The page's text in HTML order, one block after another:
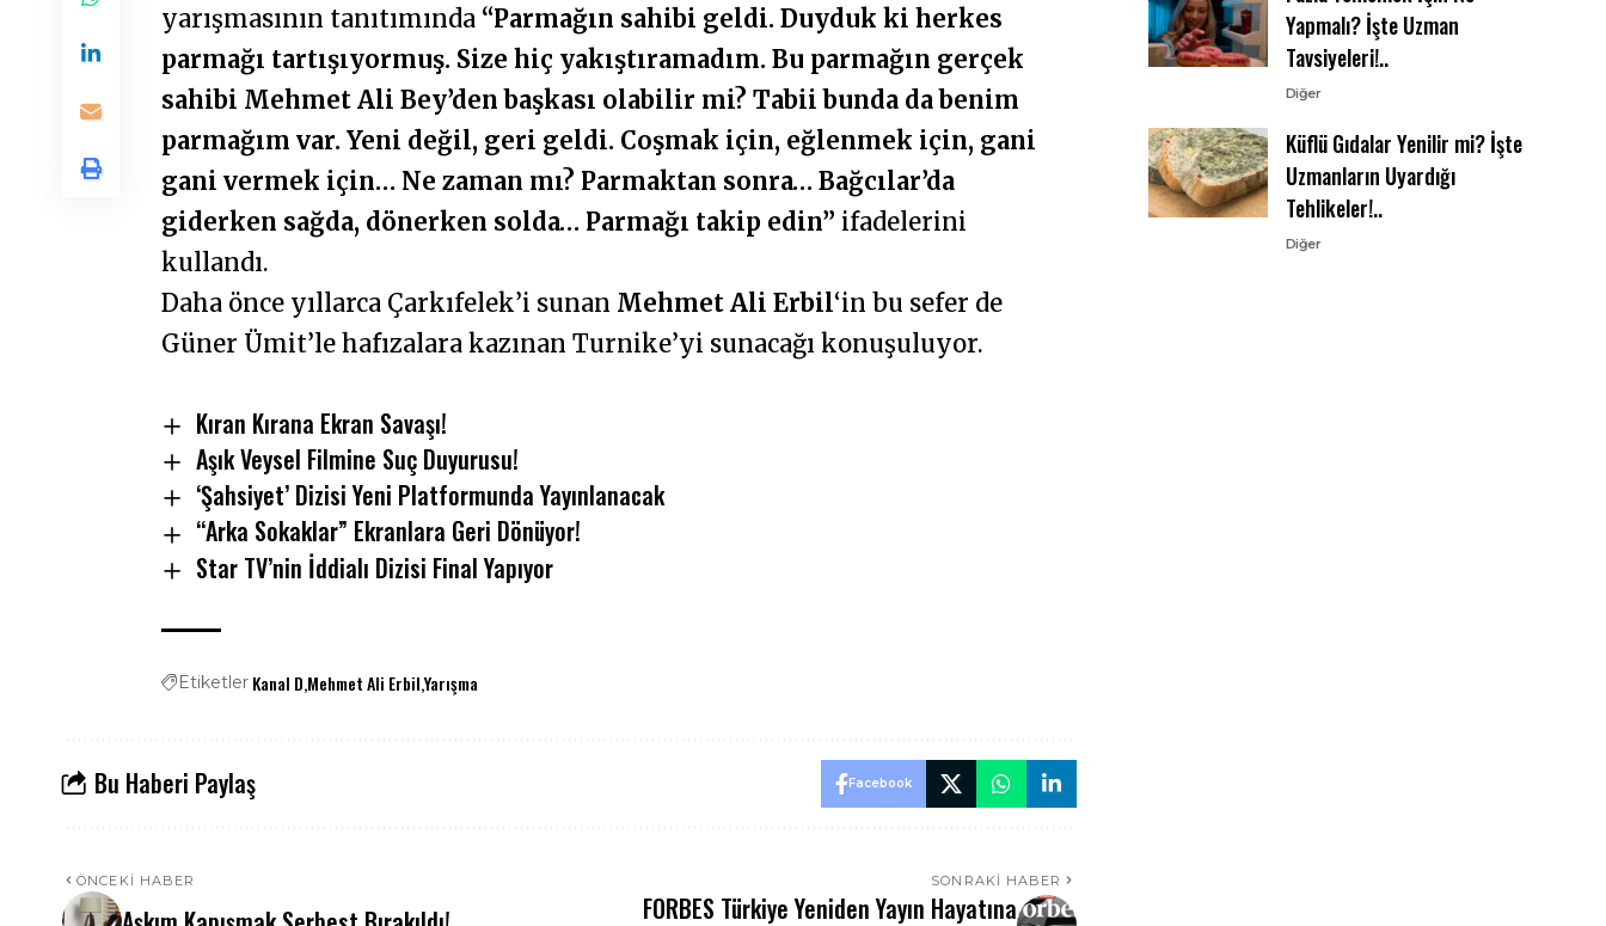
yarışmasının tanıtımında “Parmağın sahibi geldi. Duyduk ki herkes
parmağı tartışıyormuş. Size hiç yakıştıramadım. Bu parmağın gerçek
sahibi Mehmet Ali Bey’den başkası olabilir mi? Tabii bunda da benim
parmağım var. Yeni değil, geri geldi. Coşmak için, eğlenmek için, gani
gani vermek için… Ne zaman mı? Parmaktan sonra… Bağcılar’da
giderken sağda, dönerken solda… Parmağı takip edin” ifadelerini
kullandı.
Daha önce yıllarca Çarkıfelek’i sunan Mehmet Ali Erbil‘in bu sefer de
Güner Ümit’le hafızalara kazınan Turnike’yi sunacağı konuşuluyor.
Kıran Kırana Ekran Savaşı!
Aşık Veysel Filmine Suç Duyurusu!
‘Şahsiyet’ Dizisi Yeni Platformunda Yayınlanacak
“Arka Sokaklar” Ekranlara Geri Dönüyor!
Star TV’nin İddialı Dizisi Final Yapıyor
Etiketler Kanal D Mehmet Ali Erbil Yarışma
Bu Haberi Paylaş Facebook
ÖNCEKI HABER SONRAKI HABER
FORBES Türkiye Yeniden Yayın Hayatına
Yapmalı? İşte Uzman
Tavsiyeleri!..
Diğer
Küflü Gıdalar Yenilir mi? İşte
Uzmanların Uyardığı
Tehlikeler!..
Diğer